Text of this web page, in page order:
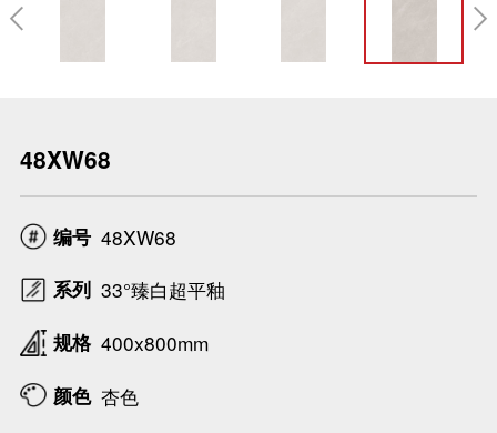
 
48XW68
编号 48XW68
系列 33°臻白超平釉
规格 400x800mm
颜色 杏色